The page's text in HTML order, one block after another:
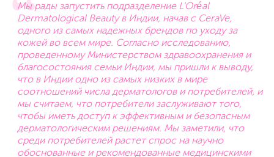
Мы рады запустить подразделение L'Oréal
Dermatological Beauty в Индии, начав с CeraVe,
одного из самых надежных брендов по уходу за
кожей во всем мире. Согласно исследованию,
проведенному Министерством здравоохранения и
благосостояния семьи Индии, мы пришли к выводу,
что в Индии одно из самых низких в мире
соотношений числа дерматологов и потребителей, и
мы считаем, что потребители заслуживают того,
чтобы иметь доступ к эффективным и безопасным
дерматологическим решениям. Мы заметили, что
среди потребителей растет спрос на научно
обоснованные и рекомендованные медицинскими